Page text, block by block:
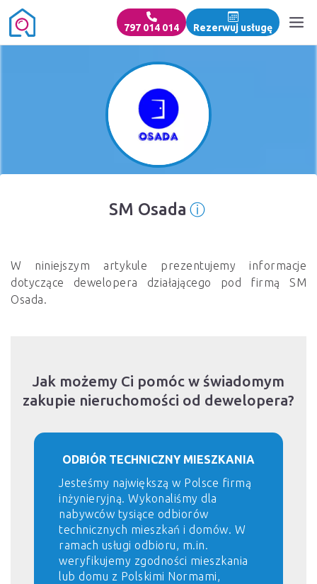
797 014 014 Rezerwuj usługę
SM Osada ⓘInformacja o
W niniejszym artykule prezentujemy informacje
dotyczące dewelopera działającego pod firmą SM
Osada.
Jak możemy Ci pomóc w świadomym
zakupie nieruchomości od dewelopera?
ODBIÓR TECHNICZNY MIESZKANIA
Jesteśmy największą w Polsce firmą
inżynieryjną. Wykonaliśmy dla
nabywców tysiące odbiorów
technicznych mieszkań i domów. W
ramach usługi odbioru, m.in.
weryfikujemy zgodności mieszkania
lub domu z Polskimi Normami,